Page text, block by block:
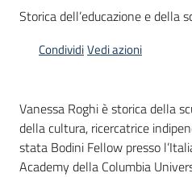
Servizi
Bandi
Argomenti
Storica dell’educazione e della
CondividiVedi azioni
Vanessa Roghi è storica della
della cultura, ricercatrice
stata Bodini Fellow presso
Academy della Columbia